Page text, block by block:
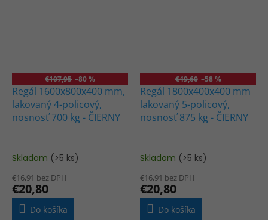
€107,95 –80 %
Regál 1600x800x400 mm,
lakovaný 4-policový,
nosnosť 700 kg - ČIERNY
Skladom (>5 ks)
€16,91 bez DPH
€20,80
Do košíka
€49,60 –58 %
Regál 1800x400x400 mm
lakovaný 5-policový,
nosnosť 875 kg - ČIERNY
Skladom (>5 ks)
€16,91 bez DPH
€20,80
Do košíka